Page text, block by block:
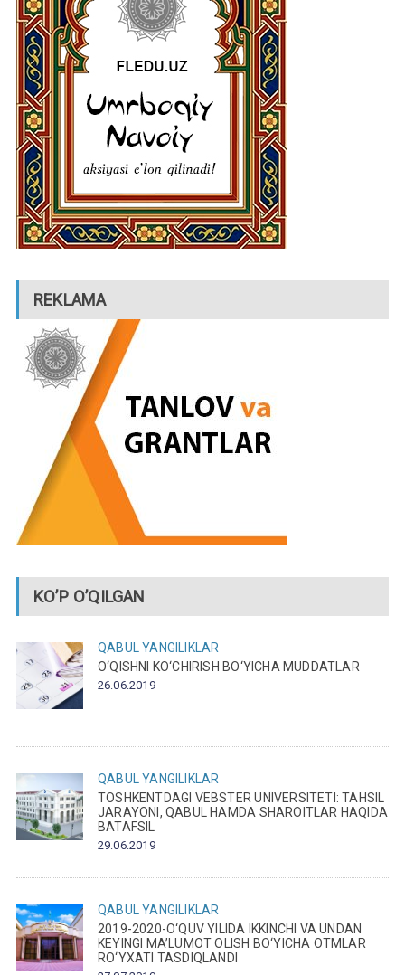
REKLAMA
KO’P O’QILGAN
QABUL
YANGILIKLAR
O‘QISHNI KO‘CHIRISH BO‘YICHA MUDDATLAR
26.06.2019
QABUL
YANGILIKLAR
TOSHKENTDAGI VEBSTER UNIVERSITETI: TAHSIL
JARAYONI, QABUL HAMDA SHAROITLAR HAQIDA
BATAFSIL
29.06.2019
QABUL
YANGILIKLAR
2019-2020-O‘QUV YILIDA IKKINCHI VA UNDAN
KEYINGI MA’LUMOT OLISH BO‘YICHA OTMLAR
RO‘YXATI TASDIQLANDI